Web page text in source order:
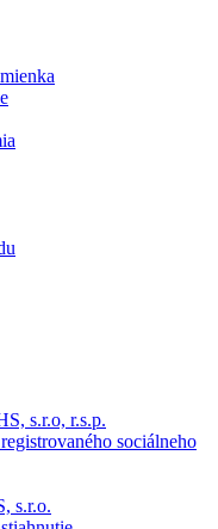
s.r.o, r.s.p.
sociálneho
s.r.o.